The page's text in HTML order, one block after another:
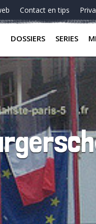
Contact en tips
DOSSIERS SERIES